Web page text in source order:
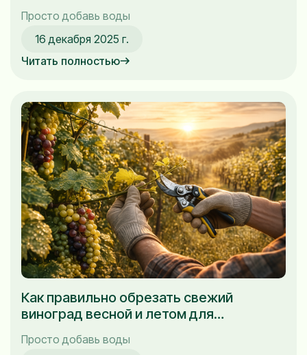
Просто добавь воды
16 декабря 2025 г.
Читать полностью
Как правильно обрезать свежий
виноград весной и летом для
Просто добавь воды